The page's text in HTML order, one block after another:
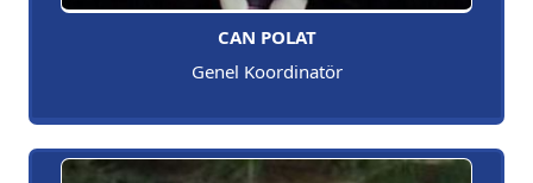
CAN POLAT
Genel Koordinatör